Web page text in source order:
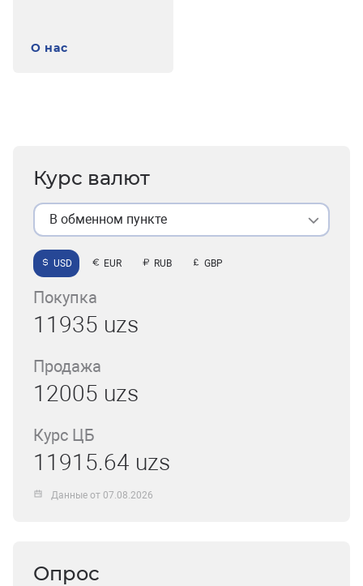
О нас
Курс валют
В обменном пункте
USD EUR RUB GBP
Покупка
11935 uzs
Продажа
12005 uzs
Курс ЦБ
11915.64 uzs
Данные от 07.08.2026
Опрос